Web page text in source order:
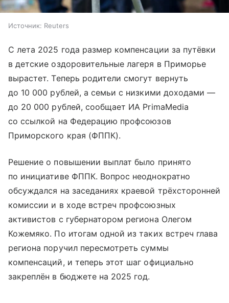
Источник: Reuters
С лета 2025 года размер компенсации за путёвки
в детские оздоровительные лагеря в Приморье
вырастет. Теперь родители смогут вернуть
до 10 000 рублей, а семьи с низкими доходами —
до 20 000 рублей, сообщает ИА PrimaMedia
со ссылкой на Федерацию профсоюзов
Приморского края (ФППК).
Решение о повышении выплат было принято
по инициативе ФППК. Вопрос неоднократно
обсуждался на заседаниях краевой трёхсторонней
комиссии и в ходе встреч профсоюзных
активистов с губернатором региона Олегом
Кожемяко. По итогам одной из таких встреч глава
региона поручил пересмотреть суммы
компенсаций, и теперь этот шаг официально
закреплён в бюджете на 2025 год.